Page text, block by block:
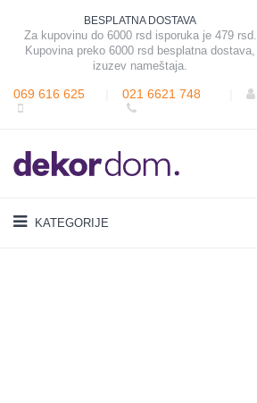
BESPLATNA DOSTAVA
Za kupovinu do 6000 rsd isporuka je 479 rsd.
Kupovina preko 6000 rsd besplatna dostava,
izuzev nameštaja.
069 616 625 021 6621 748
KATEGORIJE